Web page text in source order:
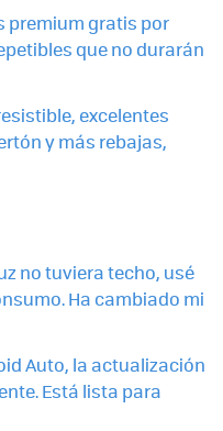
premium gratis por
que no durarán
excelentes
y más rebajas,
no tuviera techo, usé
Ha cambiado mi
Auto, la actualización
Está lista para